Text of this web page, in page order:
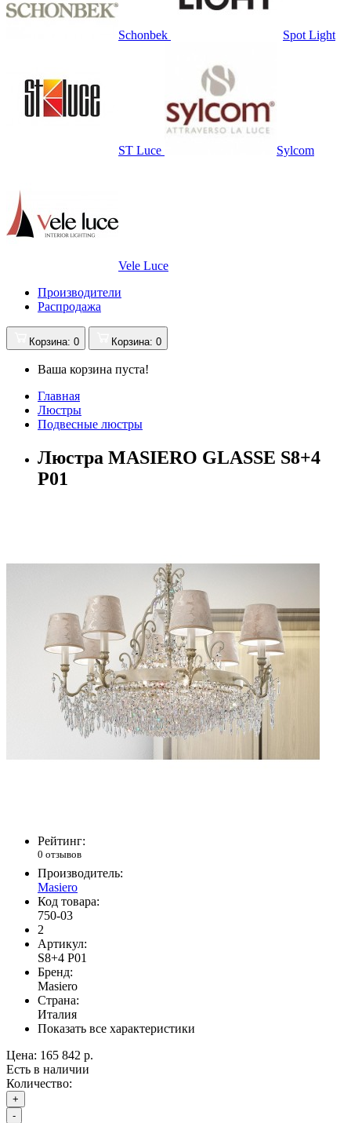
Schonbek Spot Light
ST Luce Sylcom
Vele Luce
Производители
Распродажа
Корзина: 0 Корзина: 0
Ваша корзина пуста!
Главная
Люстры
Подвесные люстры
Люстра MASIERO GLASSE S8+4
P01
Рейтинг:
0 отзывов
Производитель:
Masiero
Код товара:
750-03
2
Артикул:
S8+4 P01
Бренд:
Masiero
Страна:
Италия
Показать все характеристики
Цена: 165 842 р.
Есть в наличии
Количество:
+
-